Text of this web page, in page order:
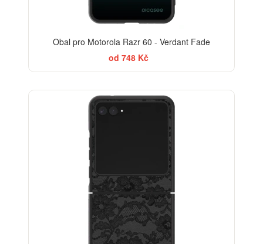
Obal pro Motorola Razr 60 - Verdant Fade
od 748 Kč